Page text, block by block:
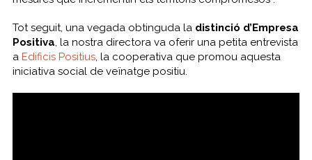
Tot seguit, una vegada obtinguda la distinció d’Empresa
Positiva, la nostra directora va oferir una petita entrevista
a Edificis Positius, la cooperativa que promou aquesta
iniciativa social de veïnatge positiu.